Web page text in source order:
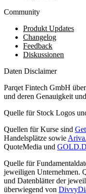
Community
Produkt Updates
Changelog
Feedback
Diskussionen
Daten Disclaimer
Parqet Fintech GmbH
und deren Genauigkeit
Quelle für Stock Logos
Quellen für Kurse sind
Handelsplätze sowie
QuoteMedia und
Quelle für
jeweiligen Unternehmen.
und Datenblätter der
überwiegend von